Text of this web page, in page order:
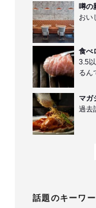
噂の
おい
食べ
3.5
るん
マガ
過去
話題のキーワ